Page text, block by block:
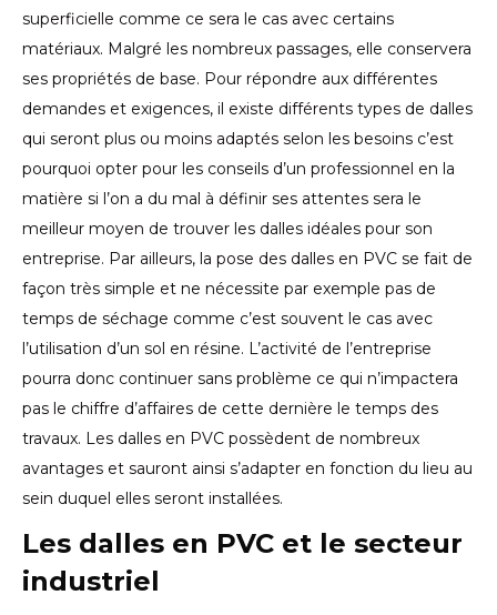
superficielle comme ce sera le cas avec certains
matériaux. Malgré les nombreux passages, elle conservera
ses propriétés de base. Pour répondre aux différentes
demandes et exigences, il existe différents types de dalles
qui seront plus ou moins adaptés selon les besoins c’est
pourquoi opter pour les conseils d’un professionnel en la
matière si l’on a du mal à définir ses attentes sera le
meilleur moyen de trouver les dalles idéales pour son
entreprise. Par ailleurs, la pose des dalles en PVC se fait de
façon très simple et ne nécessite par exemple pas de
temps de séchage comme c’est souvent le cas avec
l’utilisation d’un sol en résine. L’activité de l’entreprise
pourra donc continuer sans problème ce qui n’impactera
pas le chiffre d’affaires de cette dernière le temps des
travaux. Les dalles en PVC possèdent de nombreux
avantages et sauront ainsi s’adapter en fonction du lieu au
sein duquel elles seront installées.
Les dalles en PVC et le secteur
industriel